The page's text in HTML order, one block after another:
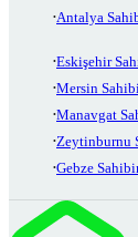
Antalya
Eskişehir
Mersin
Manavgat
Zeytinburnu
Gebze